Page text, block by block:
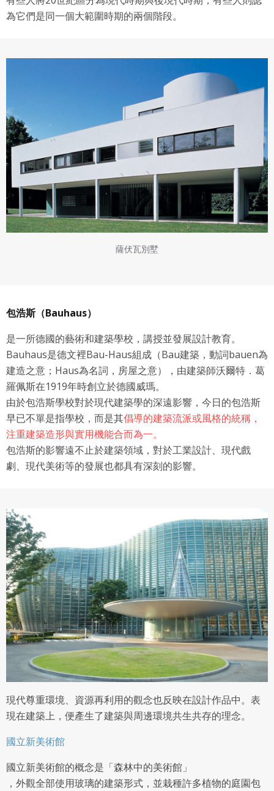
為它們是同一個大範圍時期的兩個階段。
薩伏瓦別墅
包浩斯（Bauhaus）
是一所德國的藝術和建築學校，講授並發展設計教育。
Bauhaus是德文裡Bau-Haus組成（Bau建築，動詞bauen為
建造之意；Haus為名詞，房屋之意），由建築師沃爾特．葛
羅佩斯在1919年時創立於德國威瑪。
由於包浩斯學校對於現代建築學的深遠影響，今日的包浩斯
早已不單是指學校，而是其倡導的建築流派或風格的統稱，
注重建築造形與實用機能合而為一。
包浩斯的影響遠不止於建築領域，對於工業設計、現代戲
劇、現代美術等的發展也都具有深刻的影響。
現代尊重環境、資源再利用的觀念也反映在設計作品中。表
現在建築上，便產生了建築與周邊環境共生共存的理念。
國立新美術館
國立新美術館的概念是「森林中的美術館」
，外觀全部使用玻璃的建築形式，並栽種許多植物的庭園包